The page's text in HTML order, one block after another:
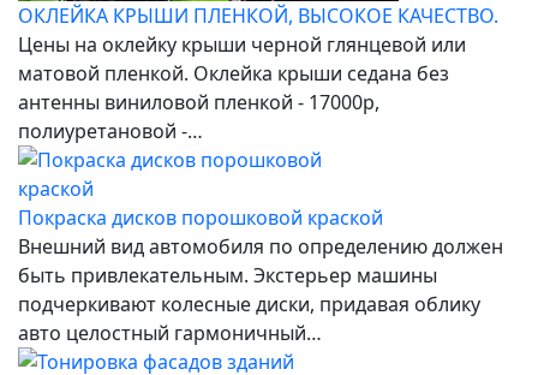
ОКЛЕЙКА КРЫШИ ПЛЕНКОЙ, ВЫСОКОЕ КАЧЕСТВО.
Цены на оклейку крыши черной глянцевой или
матовой пленкой. Оклейка крыши седана без
антенны виниловой пленкой - 17000р,
полиуретановой -…
Покраска дисков порошковой краской
Внешний вид автомобиля по определению должен
быть привлекательным. Экстерьер машины
подчеркивают колесные диски, придавая облику
авто целостный гармоничный…